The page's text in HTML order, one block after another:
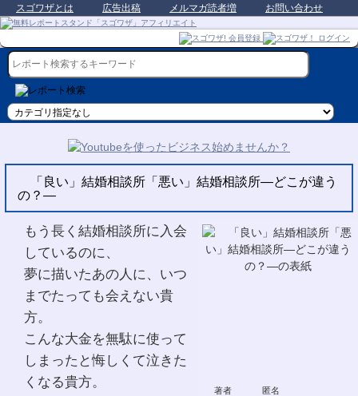
スゴワザとは 広告出稿 メルマガ読者増 お問い合わせ
「良い」結婚相談所「悪い」結婚相談所―どこが違う
の？―
著者 匿名
もう長く結婚相談所に入会
しているのに、
夢に描いたあの人に、いつ
までたっても会えない貴
方。
こんな大金を無駄に使って
しまったと悔しくて泣きた
くなる貴方。